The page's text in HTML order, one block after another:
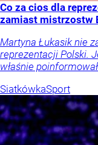
Co za cios dla
zamiast mistrzostw
Martyna Łukasik nie
reprezentacji Polski.
właśnie
SiatkówkaSport